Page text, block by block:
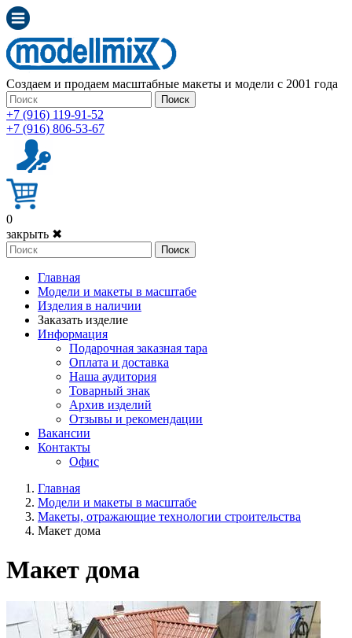
Создаем и продаем масштабные макеты и модели с 2001 года
Поиск
+7 (916) 119-91-52
+7 (916) 806-53-67
0
закрыть ✖
Поиск
Главная
Модели и макеты в масштабе
Изделия в наличии
Заказать изделие
Информация
Подарочная заказная тара
Оплата и доставка
Наша аудитория
Товарный знак
Архив изделий
Отзывы и рекомендации
Вакансии
Контакты
Офис
Главная
Модели и макеты в масштабе
Макеты, отражающие технологии строительства
Макет дома
Макет дома